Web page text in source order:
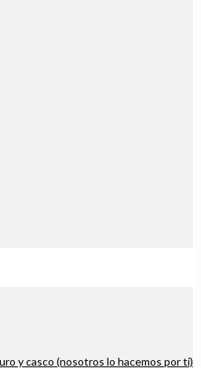
y casco (nosotros lo hacemos por ti)